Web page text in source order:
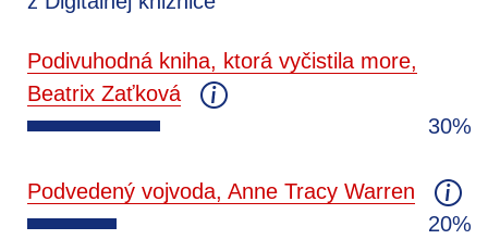
Podivuhodná kniha, ktorá vyčistila more,
Beatrix Zaťková
30%
Podvedený vojvoda, Anne Tracy Warren
20%